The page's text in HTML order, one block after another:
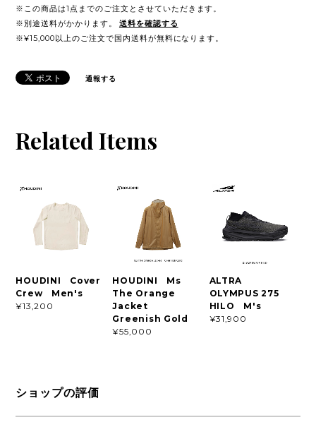
※この商品は1点までのご注文とさせていただきます。
※別途送料がかかります。
送料を確認する
※¥15,000以上のご注文で国内送料が無料になります。
通報する
Related Items
HOUDINI Cover
Crew Men's
¥13,200
HOUDINI Ms
The Orange
Jacket
Greenish Gold
¥55,000
ALTRA
OLYMPUS 275
HILO M's
¥31,900
ショップの評価